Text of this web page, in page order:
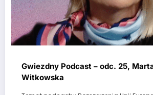
Gwiezdny Podcast – odc. 25,
Witkowska